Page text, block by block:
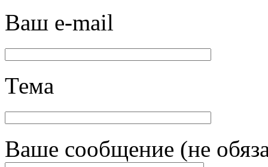
Ваш e-mail
Тема
Ваше сообщение (не